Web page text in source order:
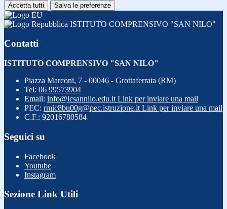
Accetta tutti Salva le preferenze
ISTITUTO COMPRENSIVO "SAN NILO"
Contatti
ISTITUTO COMPRENSIVO "SAN NILO"
Piazza Marconi, 7 - 00046 - Grottaferrata (RM)
Tel: 06 99573904
Email: info@icsannilo.edu.it Link per inviare una mail
PEC: rmic8bu00g@pec.istruzione.it Link per inviare una mail
C.F.: 92016780584
Seguici su
Facebook
Youtube
Instagram
Sezione Link Utili